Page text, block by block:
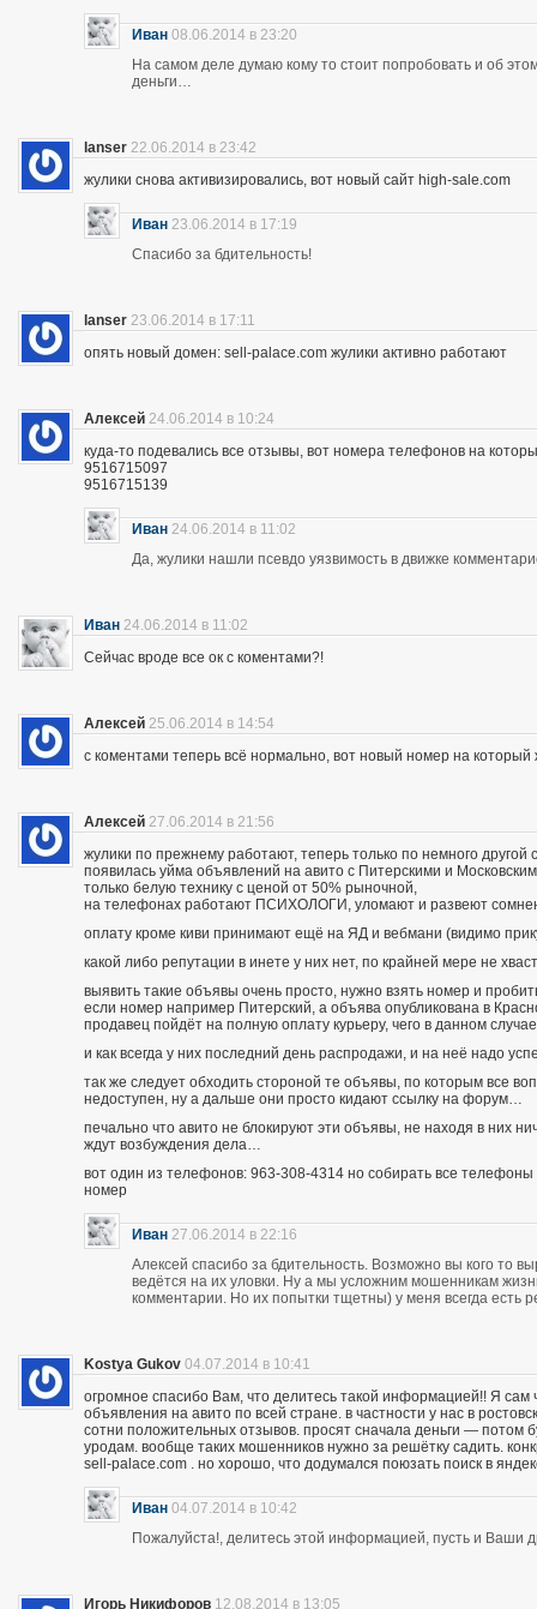
Иван 08.06.2014 в 23:20
На самом деле думаю кому то стоит попробовать и об
деньги…
lanser 22.06.2014 в 23:42
жулики снова активизировались, вот новый сайт high-sale.com
Иван 23.06.2014 в 17:19
Спасибо за бдительность!
lanser 23.06.2014 в 17:11
опять новый домен: sell-palace.com жулики активно работают
Алексей 24.06.2014 в 10:24
куда-то подевались все отзывы, вот номера телефонов на
9516715097
9516715139
Иван 24.06.2014 в 11:02
Да, жулики нашли псевдо уязвимость в движке
Иван 24.06.2014 в 11:02
Сейчас вроде все ок с коментами?!
Алексей 25.06.2014 в 14:54
с коментами теперь всё нормально, вот новый номер на
Алексей 27.06.2014 в 21:56
жулики по прежнему работают, теперь только по немного другой
появилась уйма объявлений на авито с Питерскими и
только белую технику с ценой от 50% рыночной,
на телефонах работают ПСИХОЛОГИ, уломают и развеют
оплату кроме киви принимают ещё на ЯД и вебмани (видимо
какой либо репутации в инете у них нет, по крайней мере не
выявить такие объявы очень просто, нужно взять номер и
если номер например Питерский, а объява опубликована в
продавец пойдёт на полную оплату курьеру, чего в данном
и как всегда у них последний день распродажи, и на неё надо
так же следует обходить стороной те объявы, по которым все
недоступен, ну а дальше они просто кидают ссылку на форум…
печально что авито не блокируют эти объявы, не находя в них
ждут возбуждения дела…
вот один из телефонов: 963-308-4314 но собирать все
номер
Иван 27.06.2014 в 22:16
Алексей спасибо за бдительность. Возможно вы кого то
ведётся на их уловки. Ну а мы усложним мошенникам
комментарии. Но их попытки тщетны) у меня всегда есть
Kostya Gukov 04.07.2014 в 10:41
огромное спасибо Вам, что делитесь такой информацией!! Я
объявления на авито по всей стране. в частности у нас в
сотни положительных отзывов. просят сначала деньги — потом
уродам. вообще таких мошенников нужно за решётку садить.
sell-palace.com . но хорошо, что додумался поюзать поиск в
Иван 04.07.2014 в 10:42
Пожалуйста!, делитесь этой информацией, пусть и Ваши
Игорь Никифоров 12.08.2014 в 13:05